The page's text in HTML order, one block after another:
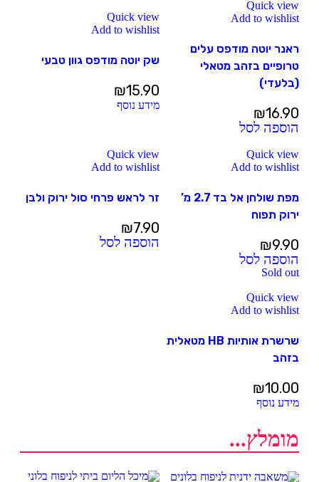
Quick view
Add to wishlist
ראנר יוטה מודפס עלים
טרופיים בזהב מטאלי
(בלעדי)
₪16.90
הוספה לסל
Quick view
Add to wishlist
שק יוטה מודפס גוון טבעי
₪15.90
מידע נוסף
Quick view
Add to wishlist
מפת שולחן אל בד 2.7 מ’
ירוק תפוח
₪9.90
הוספה לסל
Quick view
Add to wishlist
זר לראש פרחי סול ירוק ולבן
₪7.90
הוספה לסל
Sold out
Quick view
Add to wishlist
שרשרת אותיות HB מטאלית
בזהב
₪10.00
מידע נוסף
מומלץ...